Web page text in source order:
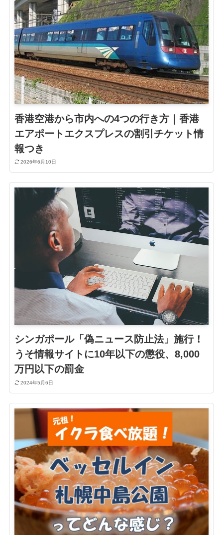
香港空港から市内への4つの行き方｜香港
エアポートエクスプレスの割引チケット情
報つき
2026年6月10日
シンガポール「偽ニュース防止法」施行！
うそ情報サイトに10年以下の懲役、8,000
万円以下の罰金
2024年5月6日